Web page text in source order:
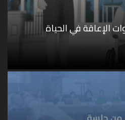
الإعاقة في الحياة